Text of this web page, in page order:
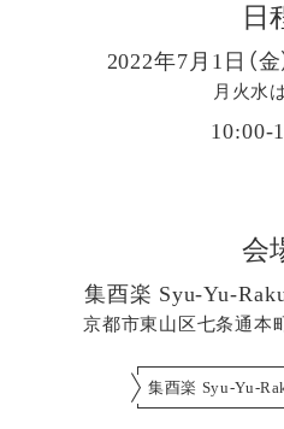
日
2022年7月1日（金
月火水
10:00-
会
集酉楽 Syu-Yu-
京都市東山区七条通本
集酉楽 Syu-Yu-